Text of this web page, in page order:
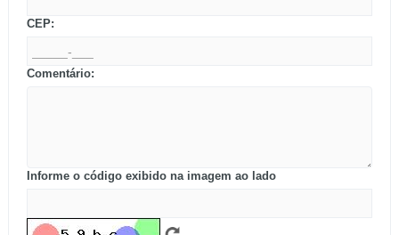
CEP:
Comentário:
Informe o código exibido na imagem ao lado